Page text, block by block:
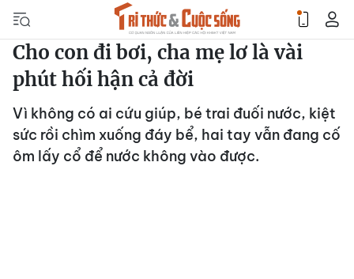
Cho con đi bơi, cha mẹ lơ là vài
phút hối hận cả đời
Vì không có ai cứu giúp, bé trai đuối nước, kiệt
sức rồi chìm xuống đáy bể, hai tay vẫn đang cố
ôm lấy cổ để nước không vào được.